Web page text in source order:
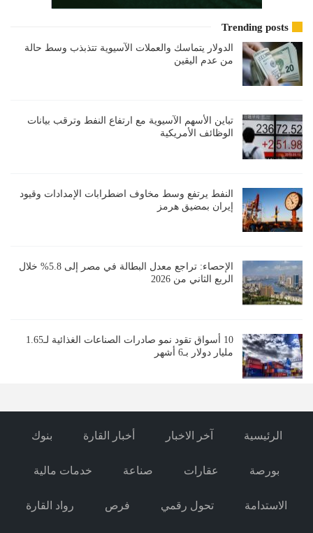
Trending posts
الدولار يتماسك والعملات الآسيوية تتذبذب وسط حالة
من عدم اليقين
تباين الأسهم الآسيوية مع ارتفاع النفط وترقب بيانات
الوظائف الأمريكية
النفط يرتفع وسط مخاوف اضطرابات الإمدادات وقيود
إيران بمضيق هرمز
الإحصاء: تراجع معدل البطالة في مصر إلى 5.8% خلال
الربع الثاني من 2026
10 أسواق تقود نمو صادرات الصناعات الغذائية لـ1.65
مليار دولار بـ6 أشهر
الرئيسية آخر الاخبار أخبار القارة بنوك
بورصة عقارات صناعة خدمات مالية
الاستدامة تحول رقمي فرص رواد القارة